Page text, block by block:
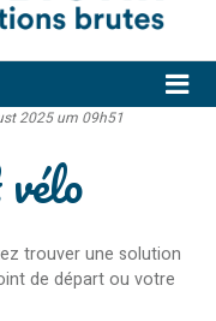
2025 um 09h51
trouver une solution
de départ ou votre